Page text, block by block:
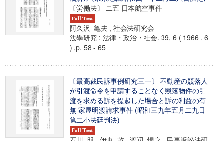
〔労働法〕 二五 日本航空事件
阿久沢, 亀夫 , 社会法研究会
法學研究 : 法律・政治・社会. 39, 6 ( 1966 . 6
) ,p. 58 - 65
〔最高裁民訴事例研究三一〕 不動産の競落人
が引渡命令を申請することなく競落物件の引
渡を求める訴を提起した場合と訴の利益の有
無 家屋明渡請求事件 (昭和三九年五月二九日
第二小法廷判決)